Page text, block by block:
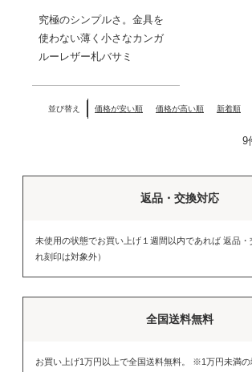
究極のシンプルさ。金具を
使わない薄く小さなカンガ
ルーレザー札バサミ
並び替え 価格が安い順 価格が高い順 新着順
9
返品・交換対応
未使用の状態でお買い上げ１週間以内であれば 返品・
れ刻印は対象外）
全国送料無料
お買い上げ1万円以上で全国送料無料。 ※1万円未満